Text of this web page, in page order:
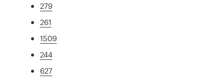
279
261
1509
244
627